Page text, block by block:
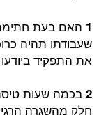
1 האם בעת
שעבודתו תהיה
את התפקיד
2 בכמה שעות
חלק מהשגרה